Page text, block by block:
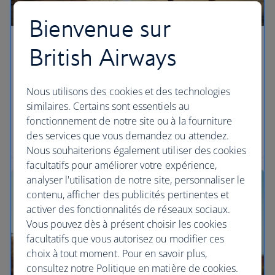
Partager des Avios
Avios de jusqu'à six membres de votre foyer, dont
vos enfants.
Créer un compte Famille
Bienvenue sur
British Airways
Nous utilisons des cookies et des technologies
similaires. Certains sont essentiels au
fonctionnement de notre site ou à la fourniture
des services que vous demandez ou attendez.
Nous souhaiterions également utiliser des cookies
facultatifs pour améliorer votre expérience,
analyser l'utilisation de notre site, personnaliser le
contenu, afficher des publicités pertinentes et
activer des fonctionnalités de réseaux sociaux.
Vous pouvez dès à présent choisir les cookies
facultatifs que vous autorisez ou modifier ces
choix à tout moment. Pour en savoir plus,
consultez notre Politique en matière de cookies.